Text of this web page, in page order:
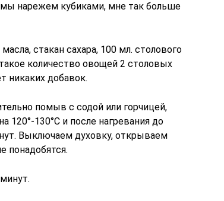
нарежем кубиками, мне так больше
стакан сахара, 100 мл. столового
количество овощей 2 столовых
никаких добавок.
помыв с содой или горчицей,
120°-130°С и после нагревания до
Выключаем духовку, открываем
понадобятся.